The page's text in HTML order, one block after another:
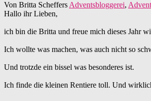
Von Britta Scheffers Adventsbloggerei, Advent
Hallo ihr Lieben,
ich bin die Britta und freue mich dieses Jahr
Ich wollte was machen, was auch nicht so
Und trotzde ein bissel was besonderes ist.
Ich finde die kleinen Rentiere toll. Und